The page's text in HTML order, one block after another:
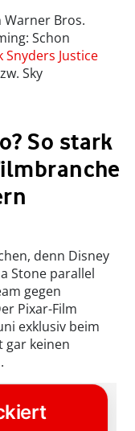
Bros.
Schon
Snyders Justice
Sky
So stark
denn Disney
Stone parallel
gegen
Pixar-Film
exklusiv beim
gar keinen